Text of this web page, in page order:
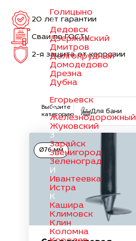
Голицыно
Д
Дедовск
Дзержинский
Дмитров
Долгопрудный
Домодедово
Дрезна
Дубна
Егорьевск
Ж
Железнодорожный
Жуковский
З
Зарайск
Звенигород
Зеленоград
И
Ивантеевка
Истра
К
Кашира
Климовск
Клин
Коломна
20 лет гарантии
Сваи по ГОСТу
2-я защита от коррозии
Выберите
категорию
Для бани
Ø76 мм